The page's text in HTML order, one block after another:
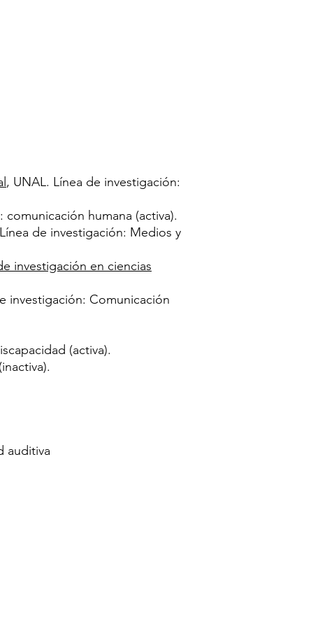
, UNAL. Línea de investigación:
humana (activa).
de investigación: Medios y
investigación en ciencias
investigación: Comunicación
(activa).
auditiva